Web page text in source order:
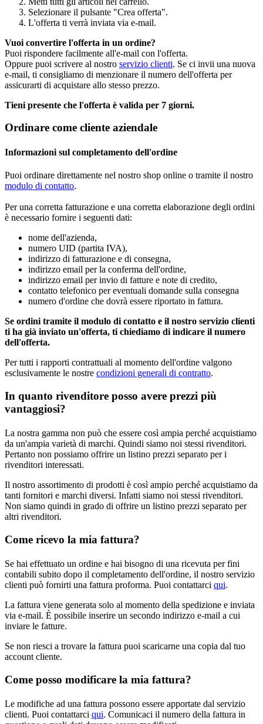
Selezionare il pulsante "Crea offerta".
L'offerta ti verrà inviata via e-mail.
Vuoi convertire l'offerta in un ordine?
Puoi rispondere facilmente all'e-mail con l'offerta.
Oppure puoi scrivere al nostro servizio clienti. Se ci invii una nuova
e-mail, ti consigliamo di menzionare il numero dell'offerta per
assicurarti di acquistare allo stesso prezzo.
Tieni presente che l'offerta è valida per 7 giorni.
Ordinare come cliente aziendale
Informazioni sul completamento dell'ordine
Puoi ordinare direttamente nel nostro shop online o tramite il nostro
modulo di contatto.
Per una corretta fatturazione e una corretta elaborazione degli ordini
è necessario fornire i seguenti dati:
nome dell'azienda,
numero UID (partita IVA),
indirizzo di fatturazione e di consegna,
indirizzo email per la conferma dell'ordine,
indirizzo email per invio di fatture e note di credito,
contatto telefonico per eventuali domande sulla consegna
numero d'ordine che dovrà essere riportato in fattura.
Se ordini tramite il modulo di contatto e il nostro servizio clienti
ti ha già inviato un'offerta, ti chiediamo di indicare il numero
dell'offerta.
Per tutti i rapporti contrattuali al momento dell'ordine valgono
esclusivamente le nostre condizioni generali di contratto.
In quanto rivenditore posso avere prezzi più
vantaggiosi?
La nostra gamma non può che essere così ampia perché acquistiamo
da un'ampia varietà di marchi. Quindi siamo noi stessi rivenditori.
Pertanto non possiamo offrire un listino prezzi separato per i
rivenditori interessati.
Il nostro assortimento di prodotti è così ampio perché acquistiamo da
tanti fornitori e marchi diversi. Infatti siamo noi stessi rivenditori.
Non siamo quindi in grado di offrire un listino prezzi separato per
altri rivenditori.
Come ricevo la mia fattura?
Se hai effettuato un ordine e hai bisogno di una ricevuta per fini
contabili subito dopo il completamento dell'ordine, il nostro servizio
clienti può fornirti una fattura proforma. Puoi contattarci qui.
La fattura viene generata solo al momento della spedizione e inviata
via e-mail. È possibile inserire un secondo indirizzo e-mail a cui
inviare le fatture.
Se non riesci a trovare la fattura puoi scaricarne una copia dal tuo
account cliente.
Come posso modificare la mia fattura?
Le modifiche ad una fattura possono essere apportate dal servizio
clienti. Puoi contattarci qui. Comunicaci il numero della fattura in